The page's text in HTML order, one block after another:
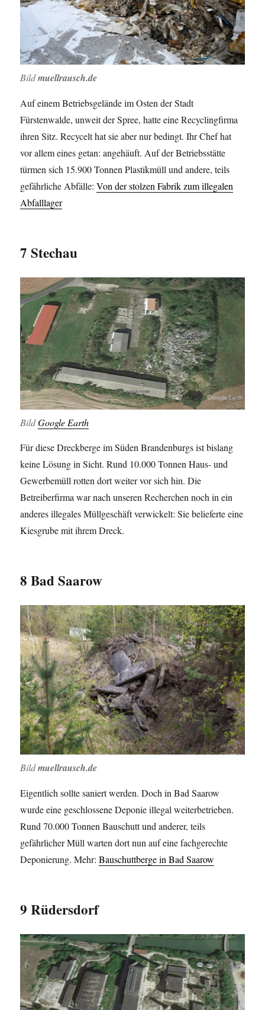
Bildmuellrausch.de
Auf einem Betriebsgelände im Osten der Stadt
Fürstenwalde, unweit der Spree, hatte eine Recyclingfirma
ihren Sitz. Recycelt hat sie aber nur bedingt. Ihr Chef hat
vor allem eines getan: angehäuft. Auf der Betriebsstätte
türmen sich 15.900 Tonnen Plastikmüll und andere, teils
gefährliche Abfälle:Von der stolzen Fabrik zum illegalen
Abfalllager
7 Stechau
BildGoogle Earth
Für diese Dreckberge im Süden Brandenburgs ist bislang
keine Lösung in Sicht. Rund 10.000 Tonnen Haus- und
Gewerbemüll rotten dort weiter vor sich hin. Die
Betreiberfirma war nach unseren Recherchen noch in ein
anderes illegales Müllgeschäft verwickelt: Sie belieferte eine
Kiesgrube mit ihrem Dreck.
8 Bad Saarow
Bildmuellrausch.de
Eigentlich sollte saniert werden. Doch in Bad Saarow
wurde eine geschlossene Deponie illegal weiterbetrieben.
Rund 70.000 Tonnen Bauschutt und anderer, teils
gefährlicher Müll warten dort nun auf eine fachgerechte
Deponierung. Mehr:Bauschuttberge in Bad Saarow
9 Rüdersdorf